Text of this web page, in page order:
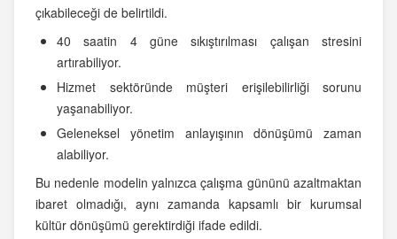
çıkabileceği de belirtildi.
40 saatin 4 güne sıkıştırılması çalışan stresini
artırabiliyor.
Hizmet sektöründe müşteri erişilebilirliği sorunu
yaşanabiliyor.
Geleneksel yönetim anlayışının dönüşümü zaman
alabiliyor.
Bu nedenle modelin yalnızca çalışma gününü azaltmaktan
ibaret olmadığı, aynı zamanda kapsamlı bir kurumsal
kültür dönüşümü gerektirdiği ifade edildi.